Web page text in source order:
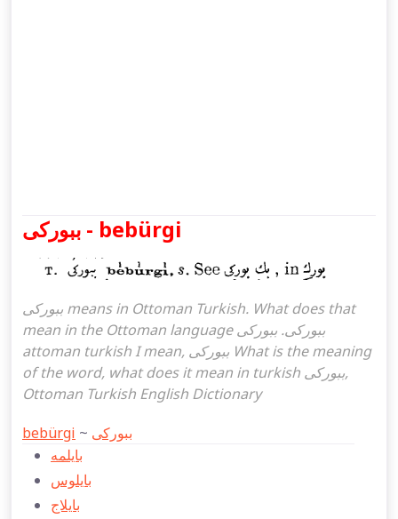
ببوركی - bebürgi
ببوركی means in Ottoman Turkish. What does that
mean in the Ottoman language ببوركی. ببوركی
attoman turkish I mean, ببوركی What is the meaning
of the word, what does it mean in turkish ببوركی,
Ottoman Turkish English Dictionary
bebürgi ~ ببوركی
بایلمه
بایلوس
بایلاج